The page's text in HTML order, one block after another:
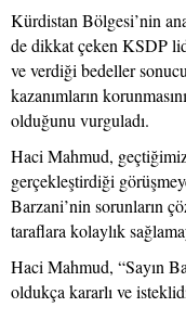
Kürdistan Bölgesi’nin
de dikkat çeken KSDP
ve verdiği bedeller
kazanımların
olduğunu vurguladı.
Haci Mahmud,
gerçekleştirdiği
Barzani’nin sorunların
taraflara kolaylık
Haci Mahmud, “Sayın
oldukça kararlı ve